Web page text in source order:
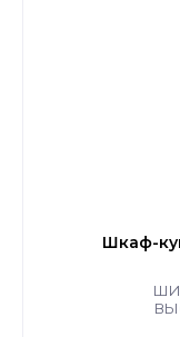
Шкаф-